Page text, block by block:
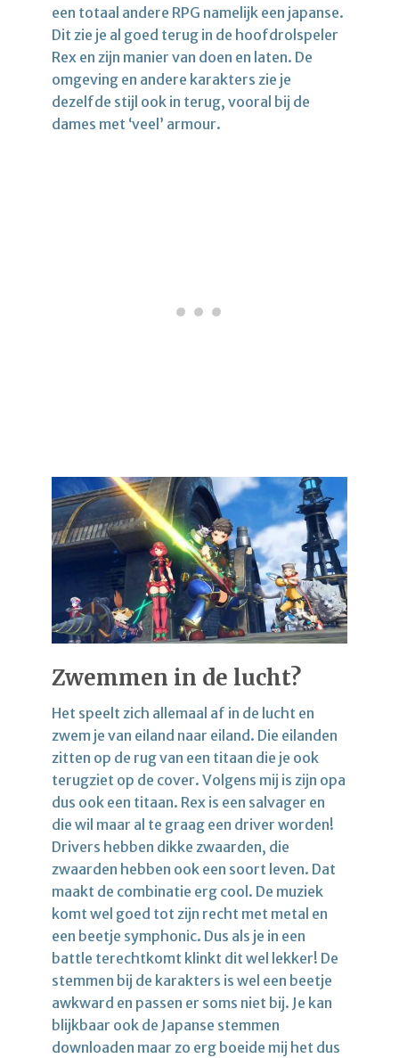
een totaal andere RPG namelijk een japanse.
Dit zie je al goed terug in de hoofdrolspeler
Rex en zijn manier van doen en laten. De
omgeving en andere karakters zie je
dezelfde stijl ook in terug, vooral bij de
dames met ‘veel’ armour.
Zwemmen in de lucht?
Het speelt zich allemaal af in de lucht en
zwem je van eiland naar eiland. Die eilanden
zitten op de rug van een titaan die je ook
terugziet op de cover. Volgens mij is zijn opa
dus ook een titaan. Rex is een salvager en
die wil maar al te graag een driver worden!
Drivers hebben dikke zwaarden, die
zwaarden hebben ook een soort leven. Dat
maakt de combinatie erg cool. De muziek
komt wel goed tot zijn recht met metal en
een beetje symphonic. Dus als je in een
battle terechtkomt klinkt dit wel lekker! De
stemmen bij de karakters is wel een beetje
awkward en passen er soms niet bij. Je kan
blijkbaar ook de Japanse stemmen
downloaden maar zo erg boeide mij het dus